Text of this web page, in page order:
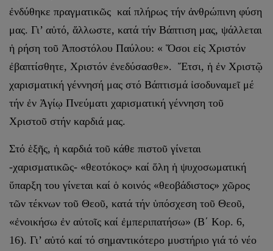
ἐνδύθηκε πραγματικῶς καί πλήρως τήν ἀνθρώπινη φύση
μας. Γι’ αὐτό, ἄλλωστε, κατά τήν Βάπτιση μας, ψάλλεται
ἡ ρήση τοῦ Ἀποστόλου Παύλου: « Ὅσοι εἰς Χριστόν
ἐβαπτίσθητε, Χριστόν ἐνεδύσασθε». Ἔτσι, ἡ ἐν Χριστῷ
χαρισματική γέννησή μας στό Βάπτισμά ἰσοδυναμεῖ μέ
τήν ἐν Ἀγίῳ Πνεύματι χαρισματική γέννηση τοῦ
Χριστοῦ στήν καρδιά μας.
Στό ἑξῆς, ἡ καρδιά τοῦ κάθε πιστοῦ γίνεται
-χαρισματικῶς- «θεοτόκος» καί ὅλη ἡ ψυχοσωματική
ὕπαρξη του γίνεται καί ὁ κοινός «θεοβάδιστος» χῶρος
τῶν τέκνων τοῦ Θεοῦ, κατά τήν ὑπόσχεση τοῦ Θεοῦ,
«ἐνοικήσω ἐν αὐτοῖς καί ἐμπεριπατήσω» (Β΄ Κορ. 6,
16). Γι’ αὐτό καί τό σημαντικότερο μυστήριο γιά τό νέο